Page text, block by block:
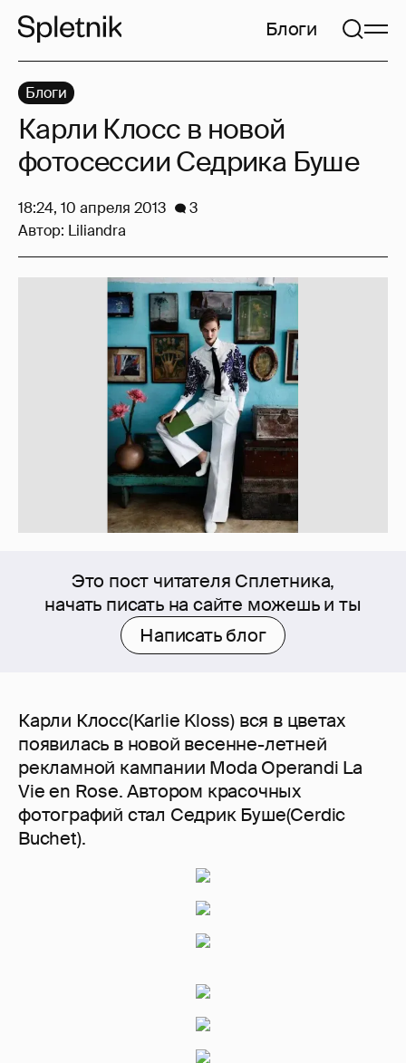
Блоги
Это пост читателя Сплетника,
начать писать на сайте можешь и ты
Написать блог
Карли Клосс(Karlie Kloss) вся в цветах
появилась в новой весенне-летней
рекламной кампании Moda Operandi La
Vie en Rose. Автором красочных
фотографий стал Седрик Буше(Cerdic
Buchet).
Блоги
Карли Клосс в новой
фотосессии Седрика Буше
18:24, 10 апреля 2013
3
Автор: Liliandra